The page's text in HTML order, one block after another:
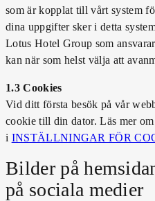
som är kopplat till vårt system
dina uppgifter sker i detta
Lotus Hotel Group som
kan när som helst välja att
1.3 Cookies
Vid ditt första besök på vår
cookie till din dator. Läs mer
i INSTÄLLNINGAR FÖR
Bilder på
på sociala medier